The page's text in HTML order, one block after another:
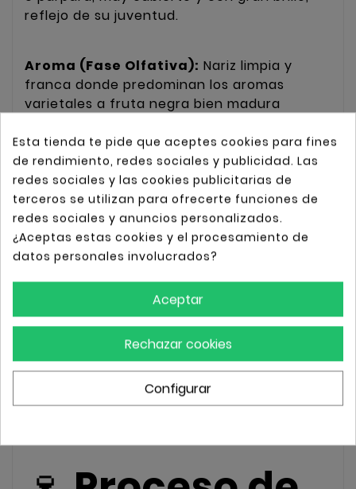
reflejo de su juventud.
Aroma (Fase Olfativa): Nariz limpia y
franca donde predominan los aromas
varietales a fruta negra bien madura
Sabor / Boca (Fase Gustativa):En boca el
vino entra potente y bien estructurado. Se
siente sedoso, bien pulido y sabroso,
dejando un final largo y persistente que lo
hace muy agradable.
Syrah (Shiraz).
Grado alcohólico: 13%-13,5%
Reconocimiento:Premio Gran Selección
Esta tienda te pide que aceptes cookies para fines
de rendimiento, redes sociales y publicidad. Las
redes sociales y las cookies publicitarias de
terceros se utilizan para ofrecerte funciones de
redes sociales y anuncios personalizados.
¿Aceptas estas cookies y el procesamiento de
datos personales involucrados?
Aceptar
Rechazar cookies
Configurar